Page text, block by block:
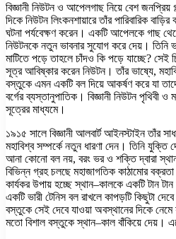
বিজ্ঞানী নিউটন ও আপেলগাছ নিয়ে বেশ
দিকে নিউটন লিংকনশায়ারে তাঁর পারিবারিক
ঘটনা পর্যবেক্ষণ করেন। একটি আপেলকে গাছ
নিউটনকে নতুন ভাবনার সুযোগ করে দেয়। তিনি
মাটিতে পড়ে তাহলে চাঁদও কি পড়ে যাচ্ছে? সেই
সূত্র আবিষ্কার করেন নিউটন। তাঁর ভাষ্যে,
বস্তুকে এমন একটি বল দিয়ে আকর্ষণ করে যা
বর্গের ব্যস্তানুপাতিক। বিজ্ঞানী নিউটন পৃথিবী ও
সূত্রের মাধ্যমে।
১৯১৫ সালে বিজ্ঞানী আলবার্ট আইনস্টাইন তাঁর
মহাবিশ্ব সম্পর্কে নতুন ধারণা দেন। তিনি যুক্তি
আনা কোনো বল নয়, বরং ভর ও শক্তি দ্বারা
বিভিন্ন গ্রহ চলছে মহাজাগতিক কাঠামোর
কার্যকর উপায় হচ্ছে স্থান–কালকে একটি টান
একটি ভারী টেনিস বল রাখলে কাপড়টি কিছুটা
বস্তুকে সেই দেবে যাওয়া অবস্থানের দিকে
মতো বিশাল বস্তুকে স্থান–কাল বাঁকিয়ে দেয়।